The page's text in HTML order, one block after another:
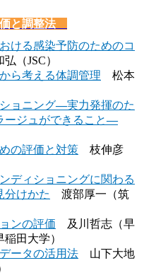
と調整法
ける感染予防のためのコ
（JSC）
ら考える体調管理 松本
ョニング―実力発揮のた
ージュができること―
の評価と対策 枝伸彦
ディショニングに関わる
分けかた
渡部厚一（筑
ンの評価 及川哲志（早
田大学）
ータの活⽤法 山下大地